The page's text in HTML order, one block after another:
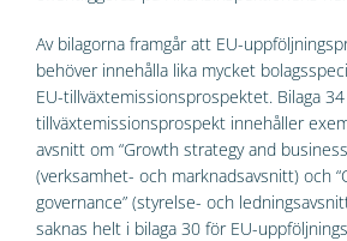
Av bilagorna framgår att EU-
behöver innehålla lika mycket
EU-tillväxtemissionsprospektet. Bilaga
tillväxtemissionsprospekt innehåller
avsnitt om “Growth strategy and
(verksamhet- och marknadsavsnitt) och
governance” (styrelse- och
saknas helt i bilaga 30 för EU-